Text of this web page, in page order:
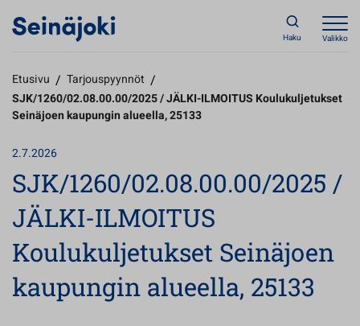
Haku Valikko
Etusivu / Tarjouspyynnöt /
SJK/1260/02.08.00.00/2025 / JÄLKI-ILMOITUS Koulukuljetukset
Seinäjoen kaupungin alueella, 25133
2.7.2026
SJK/1260/02.08.00.00/2025 /
JÄLKI-ILMOITUS
Koulukuljetukset Seinäjoen
kaupungin alueella, 25133